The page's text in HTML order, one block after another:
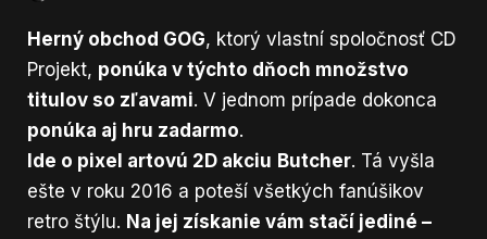
Herný obchod GOG, ktorý vlastní spoločnosť CD
Projekt, ponúka v týchto dňoch množstvo
titulov so zľavami. V jednom prípade dokonca
ponúka aj hru zadarmo.
Ide o pixel artovú 2D akciu Butcher. Tá vyšla
ešte v roku 2016 a poteší všetkých fanúšikov
retro štýlu. Na jej získanie vám stačí jediné –